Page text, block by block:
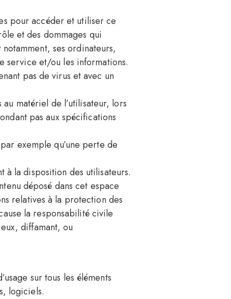
pour accéder et utiliser ce
et des dommages qui
ses ordinateurs,
service et/ou les informations.
pas de virus et avec un
matériel de l’utilisateur, lors
pas aux spécifications
exemple qu’une perte de
à la disposition des utilisateurs.
déposé dans cet espace
relatives à la protection des
la responsabilité civile
diffamant, ou
sur tous les éléments
logiciels.